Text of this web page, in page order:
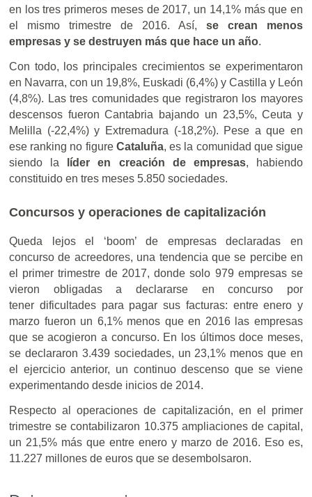
en los tres primeros meses de 2017, un 14,1% más que en
el mismo trimestre de 2016. Así, se crean menos
empresas y se destruyen más que hace un año.
Con todo, los principales crecimientos se experimentaron
en Navarra, con un 19,8%, Euskadi (6,4%) y Castilla y León
(4,8%). Las tres comunidades que registraron los mayores
descensos fueron Cantabria bajando un 23,5%, Ceuta y
Melilla (-22,4%) y Extremadura (-18,2%). Pese a que en
ese ranking no figure Cataluña, es la comunidad que sigue
siendo la
líder en creación de empresas, habiendo
constituido en tres meses 5.850 sociedades.
Concursos y operaciones de capitalización
Queda lejos el ‘boom’ de empresas declaradas en
concurso de acreedores, una tendencia que se percibe en
el primer trimestre de 2017, donde solo 979 empresas se
vieron obligadas a declararse en concurso por
tener dificultades para pagar sus facturas: entre enero y
marzo fueron un 6,1% menos que en 2016 las empresas
que se acogieron a concurso. En los últimos doce meses,
se declararon 3.439 sociedades, un 23,1% menos que en
el ejercicio anterior, un continuo descenso que se viene
experimentando desde inicios de 2014.
Respecto al operaciones de capitalización, en el primer
trimestre se contabilizaron 10.375 ampliaciones de capital,
un 21,5% más que entre enero y marzo de 2016. Eso es,
11.227 millones de euros que se desembolsaron.